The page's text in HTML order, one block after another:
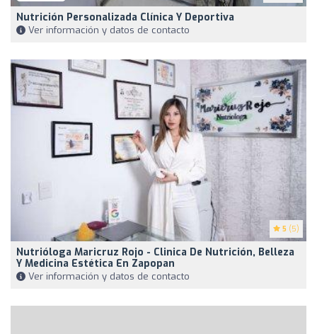
Nutrición Personalizada Clínica Y Deportiva
Ver información y datos de contacto
5 (5)
Nutrióloga Maricruz Rojo - Clinica De Nutrición, Belleza
Y Medicina Estética En Zapopan
Ver información y datos de contacto